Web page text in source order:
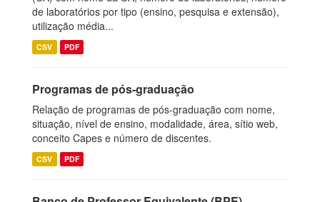
de laboratórios por tipo (ensino, pesquisa e extensão),
utilização média...
CSV PDF
Programas de pós-graduação
Relação de programas de pós-graduação com nome,
situação, nível de ensino, modalidade, área, sítio web,
conceito Capes e número de discentes.
CSV PDF